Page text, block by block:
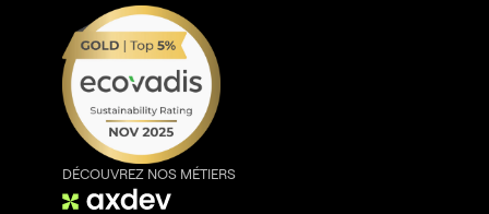
DÉCOUVREZ NOS MÉTIERS